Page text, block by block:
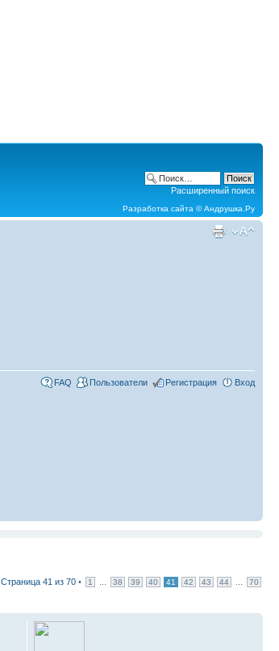
Расширенный поиск
Разработка сайта ©Андрушка.Ру
FAQ Пользователи Регистрация Вход
Страница 41 из 70 • 1 38 39 40 41 42 43 44 70